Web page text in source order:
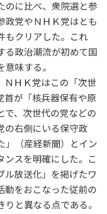
のに比べ、衆院選と参
政党やＮＨＫ党はとも
もクリアした。これ
る政治潮流が初めて国
味する。
ＨＫ党はこの「次世
首が「核兵器保有や原
で、次世代の党などの
の右側にいる保守政
」（産経新聞）とイン
ンスを明確にした。こ
ル放送化」を掲げたワ
動をおこなった従前の
と異なる点である。